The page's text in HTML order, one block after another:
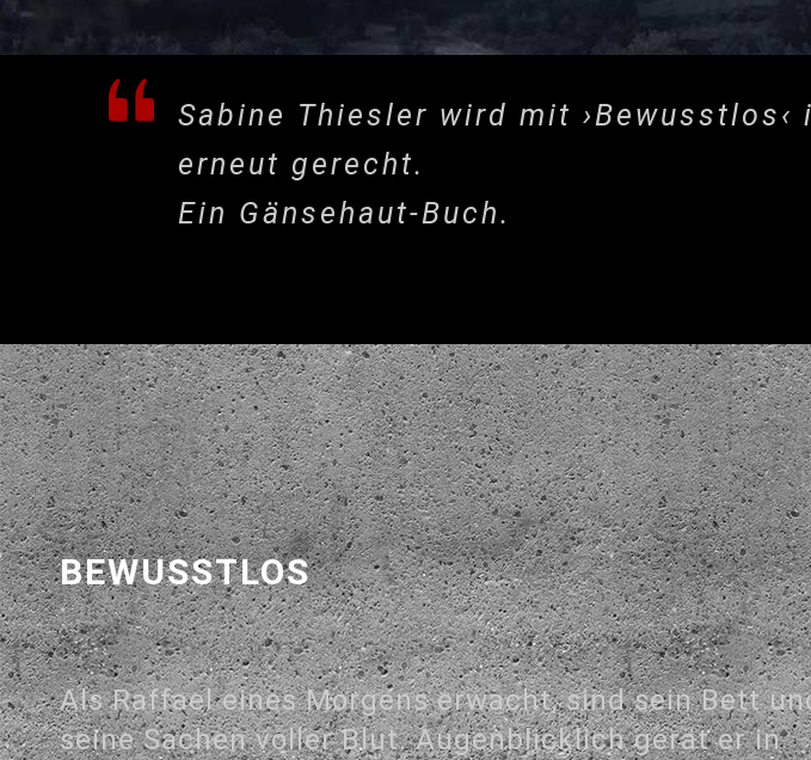
Sabine Thiesler wird mit
erneut gerecht.
Ein Gänsehaut-Buch.
BEWUSSTLOS
Als Raffael eines Morgens erwacht, sind sein Bett
seine Sachen voller Blut. Augenblicklich gerät er in